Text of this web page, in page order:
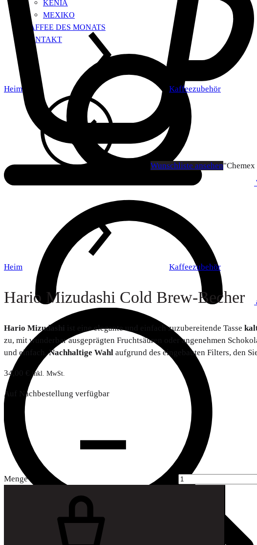
KENIA
MEXIKO
KAFFEE DES MONATS
KONTAKT
Heim Kaffeezubehör
Wunschliste ansehen
Heim Kaffeezubehör
Hario Mizudashi Cold Brew-Becher
Hario Mizudashi ist eine elegante und einfach zuzubereitende Tasse
zu, mit wunderbar ausgeprägten Fruchtsäuren oder angenehmen
und einfach.Nachhaltige Wahl aufgrund des eingebauten Filters, den
34,00 € inkl. MwSt.
Auf Nachbestellung verfügbar
Menge